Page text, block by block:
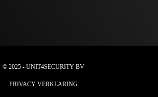
© 2025 - UNIT4SECURITY BV
PRIVACY VERKLARING